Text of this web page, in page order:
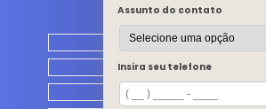
MENU
HOME
QUEM SOMOS
PRODUTOS
Assunto do contato
Insira seu telefone